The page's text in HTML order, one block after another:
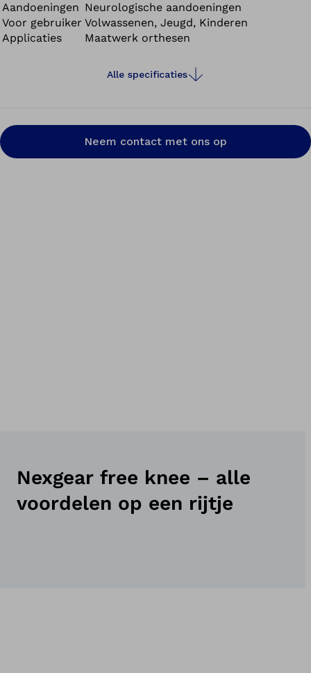
beschikbaar.
Aandoeningen Neurologische aandoeningen
Voor gebruiker Volwassenen, Jeugd, Kinderen
Applicaties
Maatwerk orthesen
Alle specificaties
Neem contact met ons op
Nexgear free knee – alle
voordelen op een rijtje